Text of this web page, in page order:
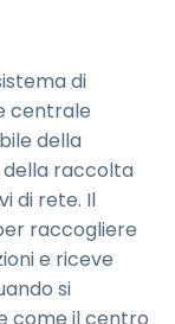
di
centrale
della
della raccolta
di rete. Il
raccogliere
e riceve
si